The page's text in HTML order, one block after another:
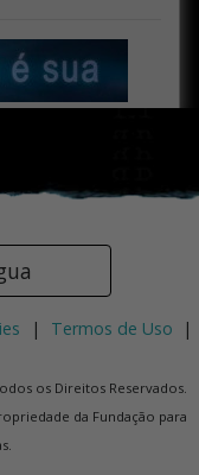
| Termos de Uso
|
os Direitos Reservados.
da Fundação para